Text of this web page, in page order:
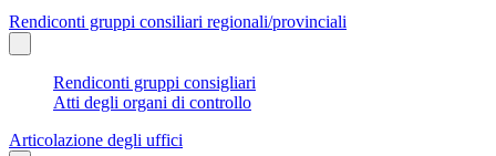
Rendiconti gruppi consiliari regionali/provinciali
Rendiconti gruppi consigliari
Atti degli organi di controllo
Articolazione degli uffici